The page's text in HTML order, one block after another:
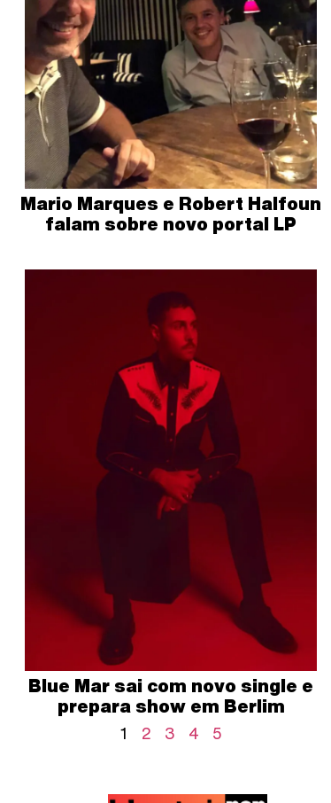
Mario Marques e Robert Halfoun
falam sobre novo portal LP
Blue Mar sai com novo single e
prepara show em Berlim
1 2 3 4 5